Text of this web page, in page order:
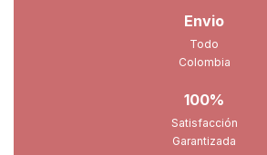
Envio
Todo
Colombia
100%
Satisfacción
Garantizada